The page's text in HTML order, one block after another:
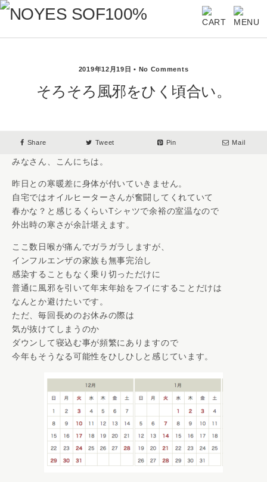
2019年12月19日 • No Comments
そろそろ風邪をひく頃合い。
Share Tweet Pin Mail
みなさん、こんにちは。
昨日との寒暖差に身体が付いていきません。
自宅ではオイルヒーターさんが奮闘してくれていて
春かな？と感じるくらいTシャツで余裕の室温なので
外出時の寒さが余計堪えます。
ここ数日喉が痛んでガラガラしますが、
インフルエンザの家族も無事完治し
感染することもなく乗り切っただけに
普通に風邪を引いて年末年始をフイにすることだけは
なんとか避けたいです。
ただ、毎回長めのお休みの際は
気が抜けてしまうのか
ダウンして寝込む事が頻繁にありますので
今年もそうなる可能性をひしひしと感じています。